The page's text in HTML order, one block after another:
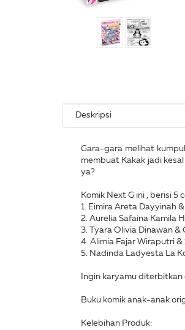
Deskripsi
Gara-gara melihat
membuat Kakak jadi
ya?
Komik Next G ini , berisi 5
1. Eimira Areta Dayyinah
2. Aurelia Safaina Kamila
3. Tyara Olivia Dinawan &
4. Alimia Fajar Wiraputri
5. Nadinda Ladyesta La
Ingin karyamu
Buku komik anak-anak
Kelebihan Produk: